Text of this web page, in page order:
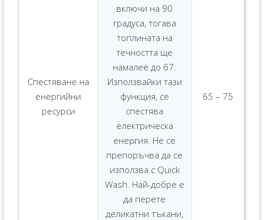
Спестяване на
енергийни
ресурси
включи на 90
градуса, тогава
топлината на
течността ще
намалее до 67.
Използвайки тази
функция, се
спестява
електрическа
енергия. Не се
препоръчва да се
използва с Quick
Wash. Най-добре е
да перете
деликатни тъкани,
65 – 75